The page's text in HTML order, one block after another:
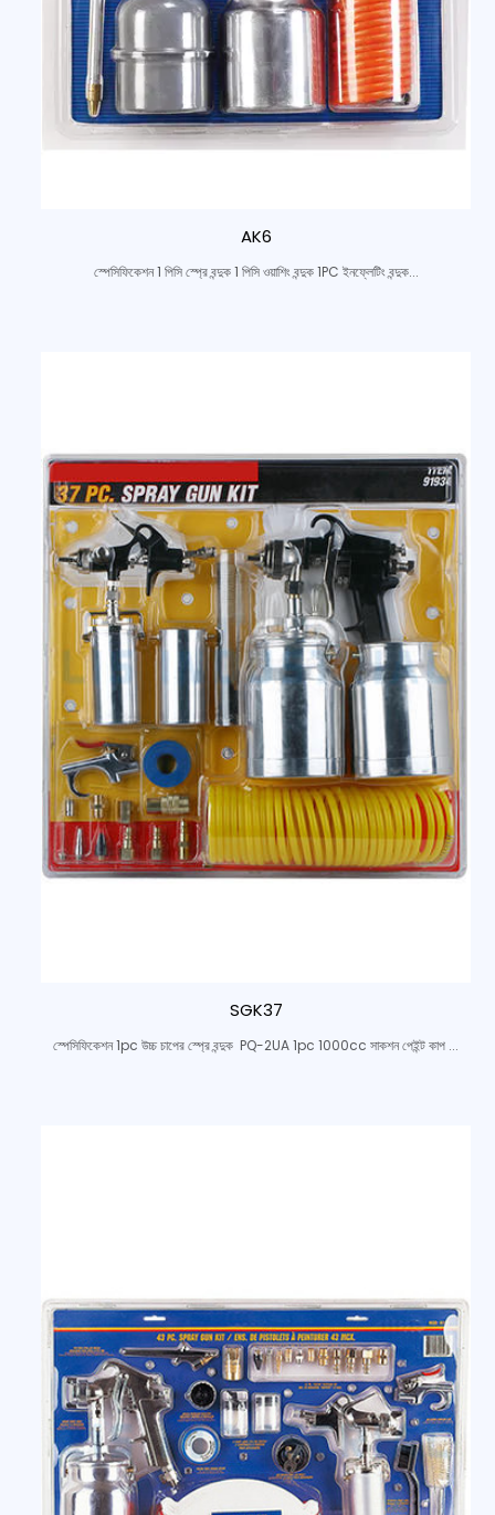
AK6
স্পেসিফিকেশন 1 পিসি স্প্রে বন্দুক 1 পিসি ওয়াশিং বন্দুক 1PC ইনফ্লেটিং বন্দুক...
SGK37
স্পেসিফিকেশন 1pc উচ্চ চাপের স্প্রে বন্দুক PQ-2UA 1pc 1000cc সাকশন পেইন্ট কাপ ...